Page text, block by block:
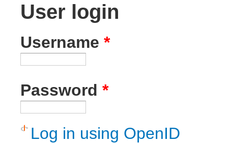
User login
Username *
Password *
Log in using OpenID